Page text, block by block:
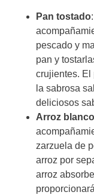
Pan tostado
pescado y
pan y
crujientes. El
la sabrosa
deliciosos
Arroz blanco
zarzuela de
arroz por
arroz